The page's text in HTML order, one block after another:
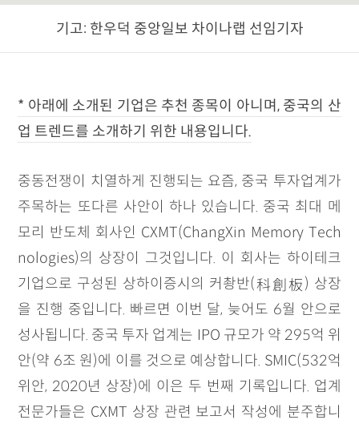
기고: 한우덕 중앙일보 차이나랩 선임기자
* 아래에 소개된 기업은 추천 종목이 아니며, 중국의 산
업 트렌드를 소개하기 위한 내용입니다.
중동전쟁이 치열하게 진행되는 요즘, 중국 투자업계가
주목하는 또다른 사안이 하나 있습니다. 중국 최대 메
모리 반도체 회사인 CXMT(ChangXin Memory Tech
nologies)의 상장이 그것입니다. 이 회사는 하이테크
기업으로 구성된 상하이증시의 커촹반(科創板) 상장
을 진행 중입니다. 빠르면 이번 달, 늦어도 6월 안으로
성사됩니다. 중국 투자 업계는 IPO 규모가 약 295억 위
안(약 6조 원)에 이를 것으로 예상합니다. SMIC(532억
위안, 2020년 상장)에 이은 두 번째 기록입니다. 업계
전문가들은 CXMT 상장 관련 보고서 작성에 분주합니